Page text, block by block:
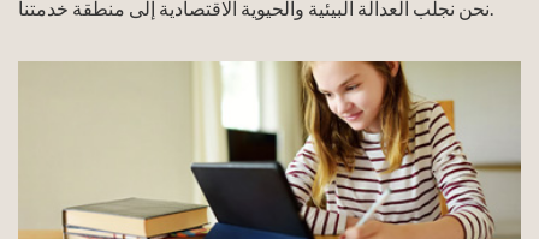
نحن نجلب العدالة البيئية والحيوية الاقتصادية إلى منطقة خدمتنا.